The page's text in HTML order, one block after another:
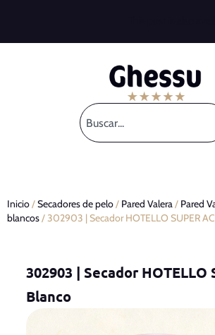
Inicio/Secadores de pelo/ Pared Valera/ Pared
blancos/ 302903 | Secador HOTELLO SUPER
302903 | Secador HOTELLO
Blanco